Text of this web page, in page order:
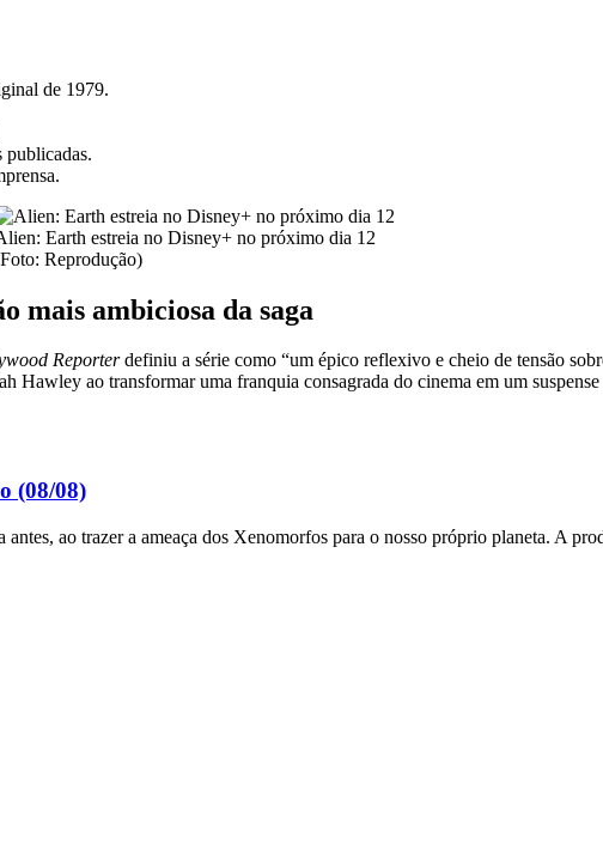
de 1979.
publicadas.
Earth estreia no Disney+ no próximo dia 12
Reprodução)
mais ambiciosa da saga
Reporterdefiniu a série como “um épico reflexivo e cheio de tensão
Hawley ao transformar uma franquia consagrada do cinema em um
(08/08)
antes, ao trazer a ameaça dos Xenomorfos para o nosso próprio planeta. A